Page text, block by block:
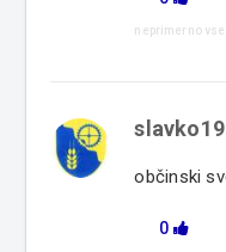
neprimerno
občinski
0